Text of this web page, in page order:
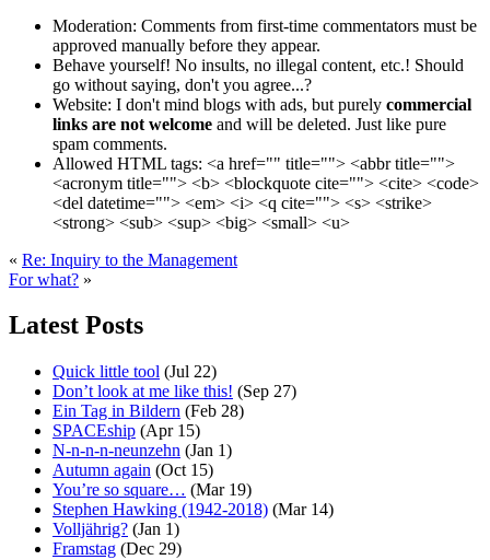
Moderation: Comments from first-time commentators must be
approved manually before they appear.
Behave yourself! No insults, no illegal content, etc.! Should
go without saying, don't you agree...?
Website: I don't mind blogs with ads, but purely commercial
links are not welcome and will be deleted. Just like pure
spam comments.
Allowed HTML tags: <a href="" title=""> <abbr title="">
<acronym title=""> <b> <blockquote cite=""> <cite> <code>
<del datetime=""> <em> <i> <q cite=""> <s> <strike>
<strong> <sub> <sup> <big> <small> <u>
« Re: Inquiry to the Management
For what? »
Latest Posts
Quick little tool (Jul 22)
Don’t look at me like this! (Sep 27)
Ein Tag in Bildern (Feb 28)
SPACEship (Apr 15)
N-n-n-n-neunzehn (Jan 1)
Autumn again (Oct 15)
You’re so square… (Mar 19)
Stephen Hawking (1942-2018) (Mar 14)
Volljährig? (Jan 1)
Framstag (Dec 29)